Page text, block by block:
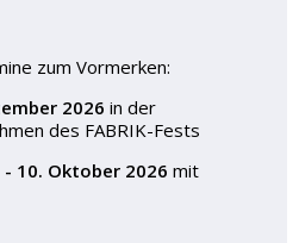
zum Vormerken:
2026 in der
des FABRIK-Fests
10. Oktober 2026 mit